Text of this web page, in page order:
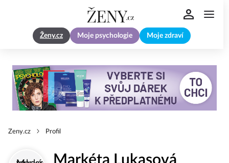
Ženy.cz Moje psychologie Moje zdraví
Zeny.cz Profil